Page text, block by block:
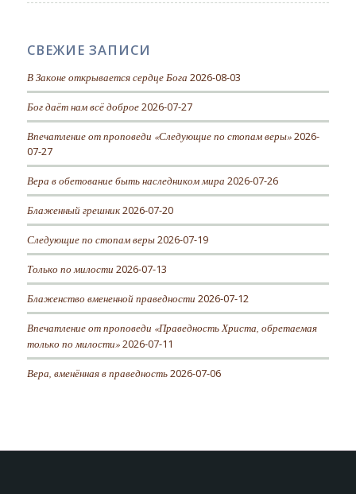
СВЕЖИЕ ЗАПИСИ
В Законе открывается сердце Бога 2026-08-03
Бог даёт нам всё доброе 2026-07-27
Впечатление от проповеди «Следующие по стопам веры» 2026-
07-27
Вера в обетование быть наследником мира 2026-07-26
Блаженный грешник 2026-07-20
Следующие по стопам веры 2026-07-19
Только по милости 2026-07-13
Блаженство вмененной праведности 2026-07-12
Впечатление от проповеди «Праведность Христа, обретаемая
только по милости» 2026-07-11
Вера, вменённая в праведность 2026-07-06